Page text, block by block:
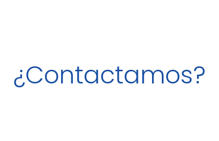
¿Contactamos?